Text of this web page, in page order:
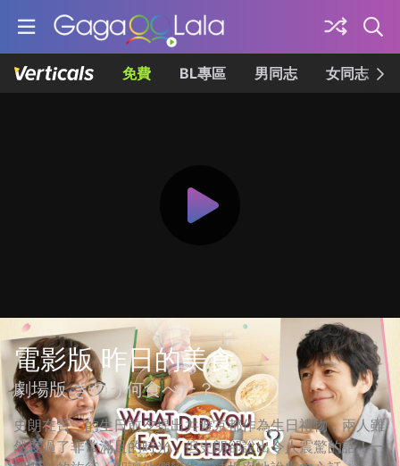
免費 BL專區 男同志 女同志
電影版 昨日的美食
劇場版 きのう何食べた？
史朗在賢二的生日前夕提出共遊京都作為生日禮物，兩人雖
然度過了非常滿足的時光，但史朗卻說出令人震驚的話！一